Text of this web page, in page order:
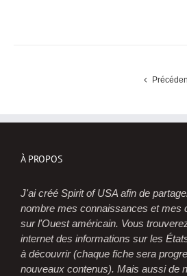
À PROPOS
J'ai créé Spirit of USA afin de
nombre mes connaissances et mes
sur l'Ouest américain. Vous
internet des informations sur les
à découvrir (chaque fiche sera
nouveaux contenus). Mais aussi de